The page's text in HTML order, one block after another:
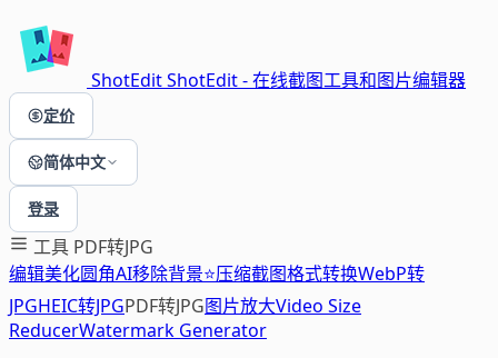
ShotEditShotEdit - 在线截图工具和图片编辑器
定价
简体中文
登录
工具 PDF转JPG
编辑美化圆角AI移除背景⭐压缩截图格式转换WebP转
JPGHEIC转JPGPDF转JPG图片放大Video Size
ReducerWatermark Generator